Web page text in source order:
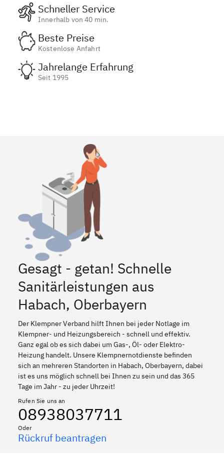
Schneller Service
Innerhalb von 40 min.
Beste Preise
Kostenlose Anfahrt
Jahrelange Erfahrung
Seit 1995
Gesagt - getan! Schnelle
Sanitärleistungen aus
Habach, Oberbayern
Der Klempner Verband hilft Ihnen bei jeder Notlage im
Klempner- und Heizungsbereich - schnell und effektiv.
Ganz egal ob es sich dabei um Gas-, Öl- oder Elektro-
Heizung handelt. Unsere Klempnernotdienste befinden
sich an mehreren Standorten in Habach, Oberbayern, dabei
ist es uns möglich schnell bei Ihnen zu sein und das 365
Tage im Jahr - zu jeder Uhrzeit!
Rufen Sie uns an
08938037711
Oder
Rückruf beantragen